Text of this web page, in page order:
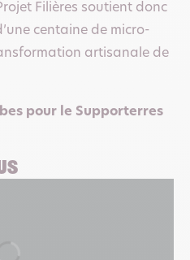
Filières soutient donc
centaine de micro-
artisanale de
pour le Supporterres